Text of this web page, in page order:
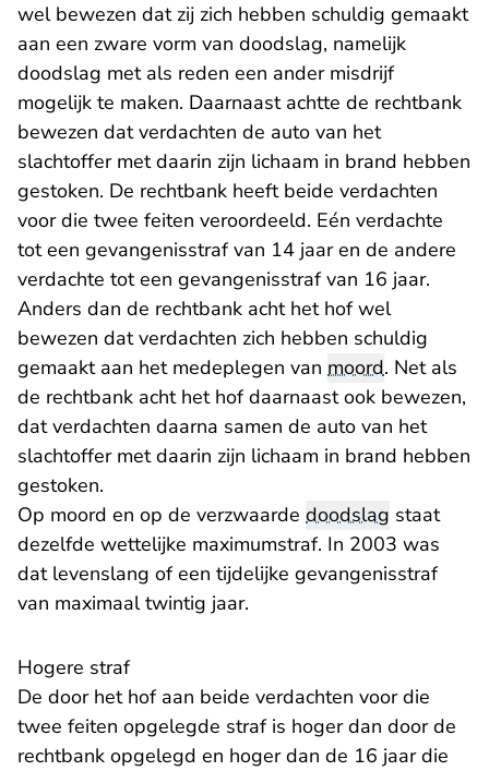
wel bewezen dat zij zich hebben schuldig gemaakt
aan een zware vorm van doodslag, namelijk
doodslag met als reden een ander misdrijf
mogelijk te maken. Daarnaast achtte de rechtbank
bewezen dat verdachten de auto van het
slachtoffer met daarin zijn lichaam in brand hebben
gestoken. De rechtbank heeft beide verdachten
voor die twee feiten veroordeeld. Eén verdachte
tot een gevangenisstraf van 14 jaar en de andere
verdachte tot een gevangenisstraf van 16 jaar.
Anders dan de rechtbank acht het hof wel
bewezen dat verdachten zich hebben schuldig
gemaakt aan het medeplegen van moord. Net als
de rechtbank acht het hof daarnaast ook bewezen,
dat verdachten daarna samen de auto van het
slachtoffer met daarin zijn lichaam in brand hebben
gestoken.
Op moord en op de verzwaarde doodslag staat
dezelfde wettelijke maximumstraf. In 2003 was
dat levenslang of een tijdelijke gevangenisstraf
van maximaal twintig jaar.
Hogere straf
De door het hof aan beide verdachten voor die
twee feiten opgelegde straf is hoger dan door de
rechtbank opgelegd en hoger dan de 16 jaar die